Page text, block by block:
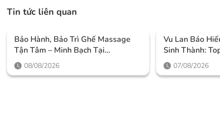
Tin tức liên quan
Bảo Hành, Bảo Trì Ghế Massage
Tận Tâm – Minh Bạch Tại
Thegioighemassage
08/08/2026
Vu Lan Báo
Sinh Thành:
IKIGAI Đáng
07/08/2026